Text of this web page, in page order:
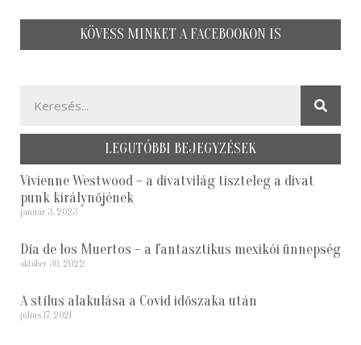
KÖVESS MINKET A FACEBOOKON IS
LEGUTÓBBI BEJEGYZÉSEK
Vivienne Westwood – a divatvilág tiszteleg a divat
punk királynőjének
január 3, 2023
Día de los Muertos – a fantasztikus mexikói ünnepség
október 30, 2022
A stílus alakulása a Covid időszaka után
július 17, 2021